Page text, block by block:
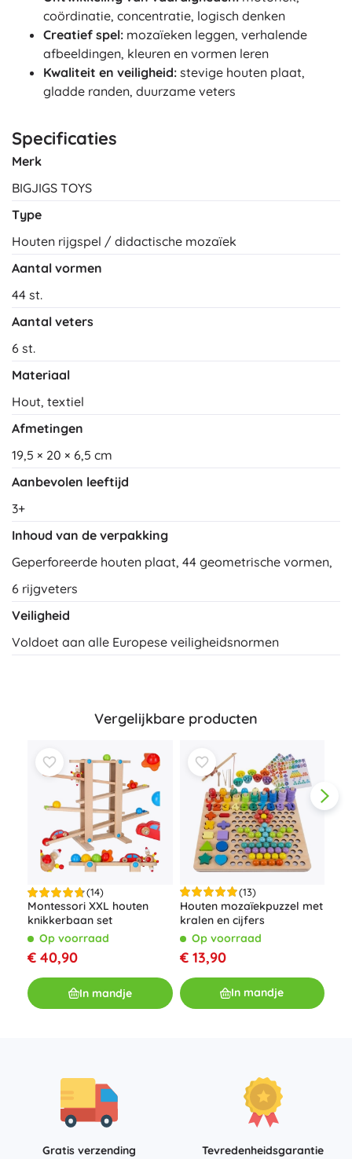
coördinatie, concentratie, logisch denken
Creatief spel: mozaïeken leggen, verhalende
afbeeldingen, kleuren en vormen leren
Kwaliteit en veiligheid: stevige houten plaat,
gladde randen, duurzame veters
Specificaties
Merk
BIGJIGS TOYS
Type
Houten rijgspel / didactische mozaïek
Aantal vormen
44 st.
Aantal veters
6 st.
Materiaal
Hout, textiel
Afmetingen
19,5 × 20 × 6,5 cm
Aanbevolen leeftijd
3+
Inhoud van de verpakking
Geperforeerde houten plaat, 44 geometrische vormen,
6 rijgveters
Veiligheid
Voldoet aan alle Europese veiligheidsnormen
Vergelijkbare producten
(14)
Montessori XXL houten
knikkerbaan set
Op voorraad
€ 40,90
In mandje
(13)
Houten mozaïekpuzzel met
kralen en cijfers
Op voorraad
€ 13,90
In mandje
Gratis verzending
Tevredenheidsgarantie